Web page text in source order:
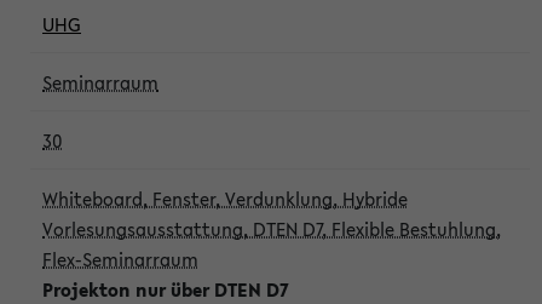
UHG
Seminarraum
30
Whiteboard, Fenster, Verdunklung, Hybride
Vorlesungsausstattung, DTEN D7, Flexible Bestuhlung,
Flex-Seminarraum
Projekton nur über DTEN D7